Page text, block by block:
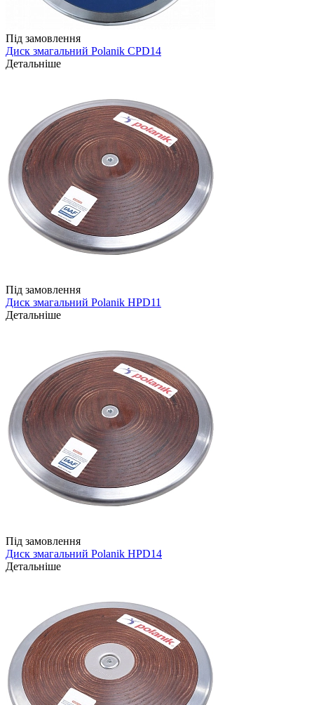
Під замовлення
Диск змагальний Polanik CPD14
Детальніше
Під замовлення
Диск змагальний Polanik HPD11
Детальніше
Під замовлення
Диск змагальний Polanik HPD14
Детальніше